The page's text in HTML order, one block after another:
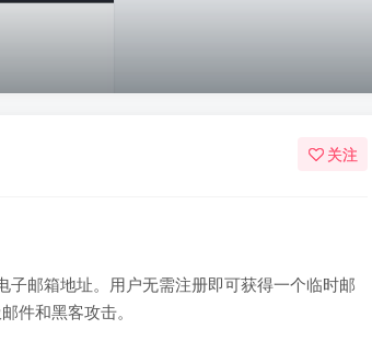
关注
邮箱地址。用户无需注册即可获得一个临时邮
件和黑客攻击。